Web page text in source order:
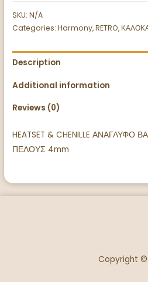
SKU:N/A
Categories:Harmony,RETRO,
Description
Additional information
Reviews (0)
HEATSET & CHENILLE
ΠΕΛΟΥΣ 4mm
Copyright